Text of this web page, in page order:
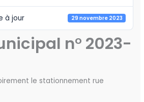
à jour 29 novembre 2023
n° 2023-
le stationnement rue